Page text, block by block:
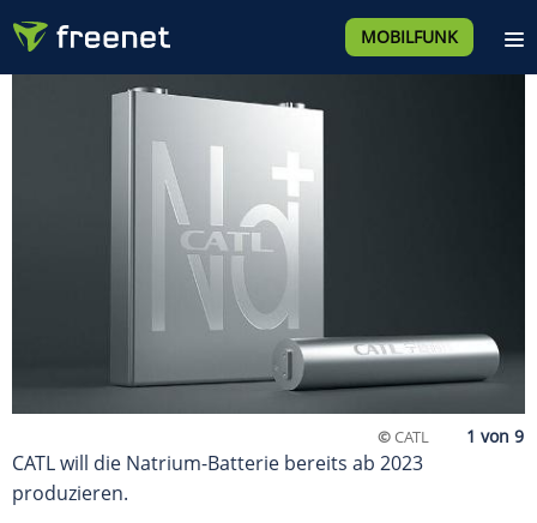
MOBILFUNK
©CATL
CATL will die Natrium-Batterie bereits ab 2023
produzieren.